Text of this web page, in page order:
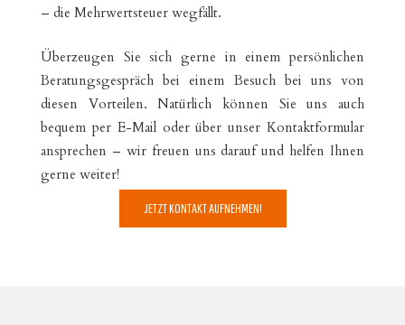
– die Mehrwertsteuer wegfällt.
Überzeugen Sie sich gerne in einem persönlichen
Beratungsgespräch bei einem Besuch bei uns von
diesen Vorteilen. Natürlich können Sie uns auch
bequem per E-Mail oder über unser Kontaktformular
ansprechen – wir freuen uns darauf und helfen Ihnen
gerne weiter!
JETZT KONTAKT AUFNEHMEN!